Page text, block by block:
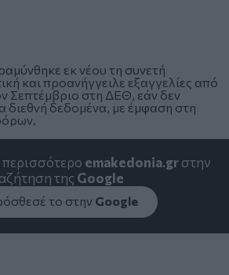
εκ νέου τη συνετή
και προανήγγειλε εξαγγελίες από
Σεπτέμβριο στη ΔΕΘ, εάν δεν
διεθνή δεδομένα, με έμφαση στη
περισσότερο emakedonia.grστην
της Google
το στην Google